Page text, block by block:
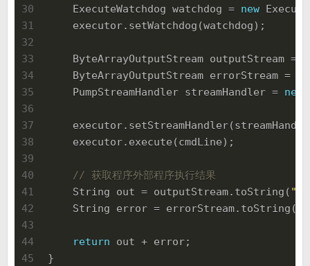
30
31
32
33
34
35
36
37
38
39
40
41
42
43
44
45
    ExecuteWatchdog watchdog =
new
    executor.setWatchdog(watchdog);
    ByteArrayOutputStream outputStream =
    ByteArrayOutputStream errorStream =
    PumpStreamHandler streamHandler =
new
    executor.execute(cmdLine);
// 获取程序外部程序执行结果
    String out = outputStream.toString(
    String error = errorStream.toString(
return out + error;
}